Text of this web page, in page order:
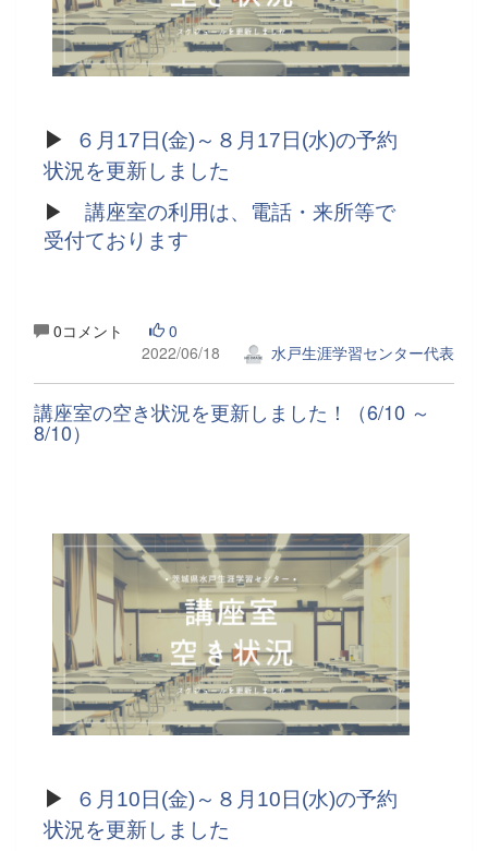
▶
６月17日(金)～８月17日(水)の予約
状況を更新しました
▶ 講座室の利用は、電話・来所等で
受付ております
0コメント
0
2022/06/18
水戸生涯学習センター代表
講座室の空き状況を更新しました！（6/10 ～
8/10）
▶
６月10日(金)～８月10日(水)の予約
状況を更新しました